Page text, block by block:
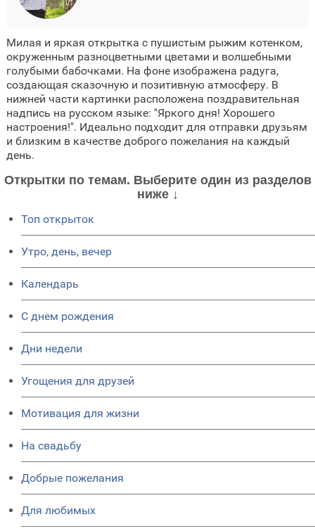
Милая и яркая открытка с пушистым рыжим котенком,
окруженным разноцветными цветами и волшебными
голубыми бабочками. На фоне изображена радуга,
создающая сказочную и позитивную атмосферу. В
нижней части картинки расположена поздравительная
надпись на русском языке: "Яркого дня! Хорошего
настроения!". Идеально подходит для отправки друзьям
и близким в качестве доброго пожелания на каждый
день.
Открытки по темам. Выберите один из разделов
ниже ↓
Топ открыток
Утро, день, вечер
Календарь
C днем рождения
Дни недели
Угощения для друзей
Мотивация для жизни
На свадьбу
Добрые пожелания
Для любимых